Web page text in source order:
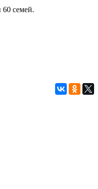
60 семей.